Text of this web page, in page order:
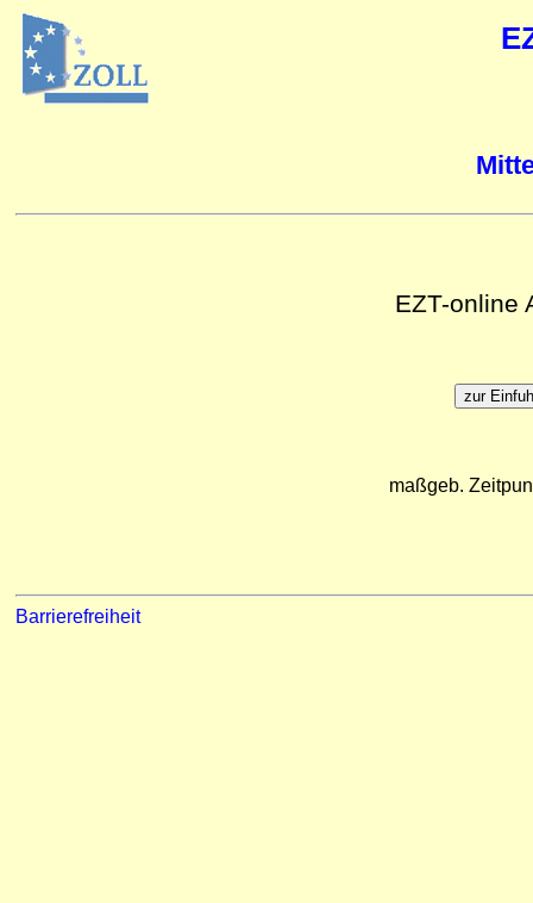
EZT-online
maßgeb.
Barrierefreiheit